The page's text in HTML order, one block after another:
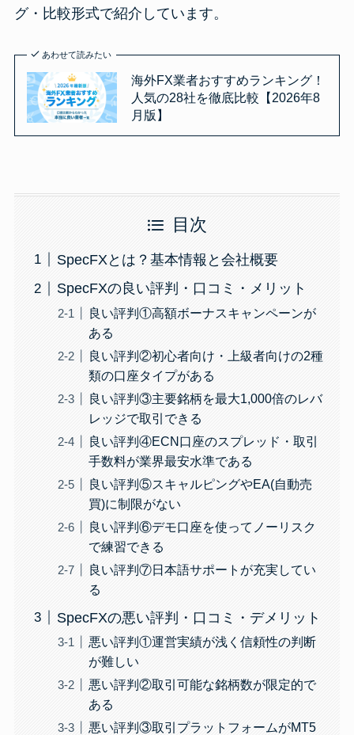
グ・比較形式で紹介しています。
あわせて読みたい
海外FX業者おすすめランキング！
人気の28社を徹底比較【2026年8
月版】
目次
SpecFXとは？基本情報と会社概要
SpecFXの良い評判・口コミ・メリット
良い評判①高額ボーナスキャンペーンが
ある
良い評判②初心者向け・上級者向けの2種
類の口座タイプがある
良い評判③主要銘柄を最大1,000倍のレバ
レッジで取引できる
良い評判④ECN口座のスプレッド・取引
手数料が業界最安水準である
良い評判⑤スキャルピングやEA(自動売
買)に制限がない
良い評判⑥デモ口座を使ってノーリスク
で練習できる
良い評判⑦日本語サポートが充実してい
る
SpecFXの悪い評判・口コミ・デメリット
悪い評判①運営実績が浅く信頼性の判断
が難しい
悪い評判②取引可能な銘柄数が限定的で
ある
悪い評判③取引プラットフォームがMT5